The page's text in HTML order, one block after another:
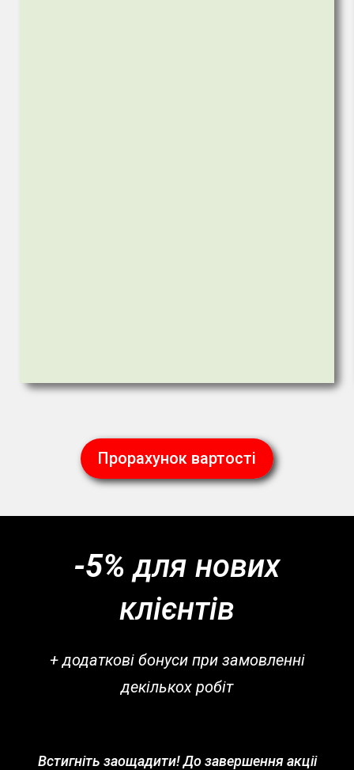
Прорахунок вартості
-5% для нових
клієнтів
+ додаткові бонуси при замовленні
декількох робіт
Встигніть заощадити! До завершення акціі